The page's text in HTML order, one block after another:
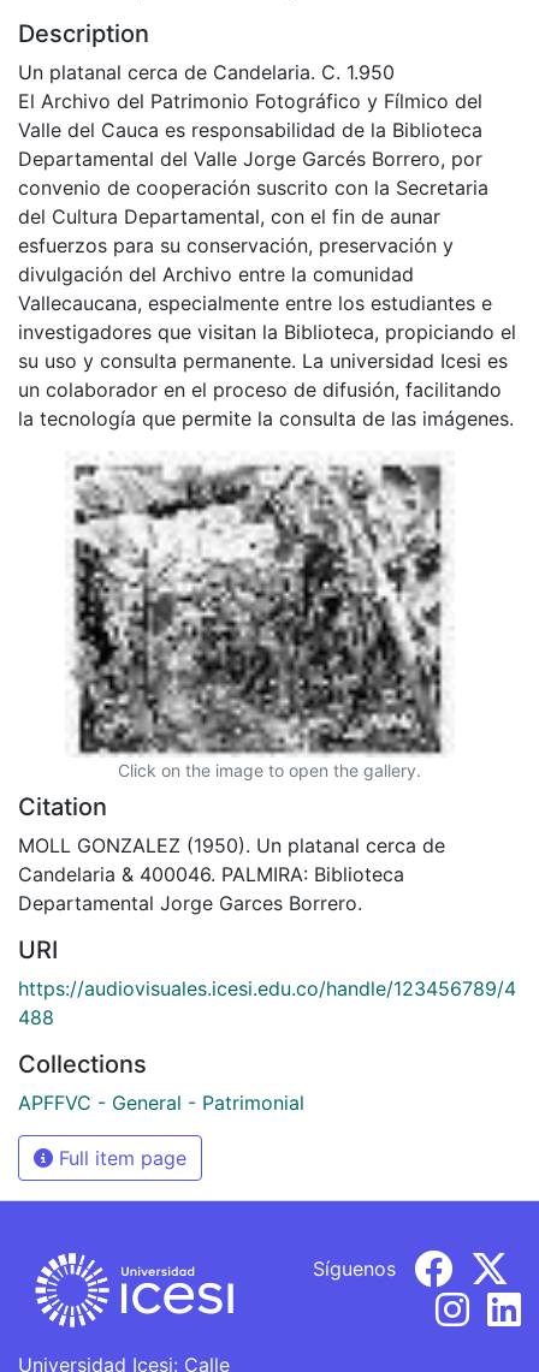
Description
Un platanal cerca de Candelaria. C. 1.950
El Archivo del Patrimonio Fotográfico y Fílmico del
Valle del Cauca es responsabilidad de la Biblioteca
Departamental del Valle Jorge Garcés Borrero, por
convenio de cooperación suscrito con la Secretaria
del Cultura Departamental, con el fin de aunar
esfuerzos para su conservación, preservación y
divulgación del Archivo entre la comunidad
Vallecaucana, especialmente entre los estudiantes e
investigadores que visitan la Biblioteca, propiciando el
su uso y consulta permanente. La universidad Icesi es
un colaborador en el proceso de difusión, facilitando
la tecnología que permite la consulta de las imágenes.
Click on the image to open the gallery.
Citation
MOLL GONZALEZ (1950). Un platanal cerca de
Candelaria & 400046. PALMIRA: Biblioteca
Departamental Jorge Garces Borrero.
URI
https://audiovisuales.icesi.edu.co/handle/123456789/4
488
Collections
APFFVC - General - Patrimonial
Full item page
Universidad Icesi: Calle
Síguenos